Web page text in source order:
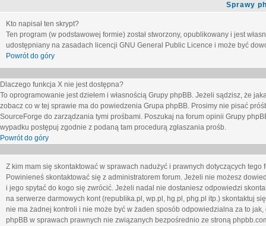
Sprawy
Kto napisał ten skrypt?
Ten program (w podstawowej formie) został stworzony, opublikowany i jest
udostępniany na zasadach licencji GNU General Public Licence i może być
Powrót do góry
Dlaczego funkcja X nie jest dostępna?
To oprogramowanie jest dziełem i własnością Grupy phpBB. Jeżeli sądzisz, że
zobacz co w tej sprawie ma do powiedzenia Grupa phpBB. Prosimy nie pisać
SourceForge do zarządzania tymi prośbami. Poszukaj na forum opinii Grupy
wypadku postępuj zgodnie z podaną tam procedurą zgłaszania prośb.
Powrót do góry
Z kim mam się skontaktować w sprawach nadużyć i prawnych dotyczących tego
Powinieneś skontaktować się z administratorem forum. Jeżeli nie możesz
i jego spytać do kogo się zwrócić. Jeżeli nadal nie dostaniesz odpowiedzi
na serwerze darmowych kont (republika.pl, wp.pl, hg.pl, phg.pl itp.) skontaktuj
nie ma żadnej kontroli i nie może być w żaden sposób odpowiedzialna za to
phpBB w sprawach prawnych nie związanych bezpośrednio ze stroną